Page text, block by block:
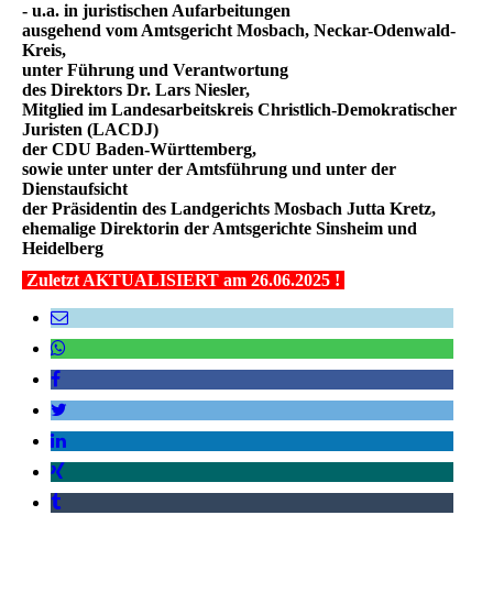
- u.a. in juristischen Aufarbeitungen
ausgehend vom Amtsgericht Mosbach, Neckar-Odenwald-
Kreis,
unter Führung und Verantwortung
des Direktors Dr. Lars Niesler,
Mitglied im Landesarbeitskreis Christlich-Demokratischer
Juristen (LACDJ)
der CDU Baden-Württemberg,
sowie unter unter der Amtsführung und unter der
Dienstaufsicht
der Präsidentin des Landgerichts Mosbach Jutta Kretz,
ehemalige Direktorin der Amtsgerichte Sinsheim und
Heidelberg
Zuletzt AKTUALISIERT am 26.06.2025 !